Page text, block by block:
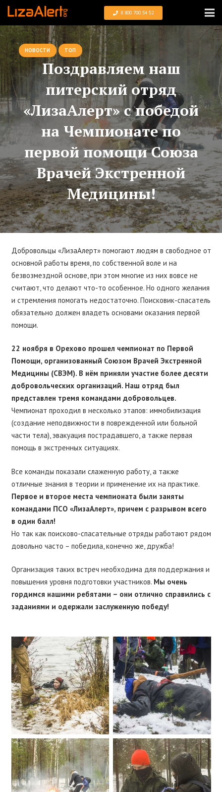
8 800 700 54 52
НОВОСТИ ТОП
Поздравляем наш
питерский отряд
«ЛизаАлерт» с победой
на Чемпионате по
первой помощи Союза
Врачей Экстренной
Медицины!
Добровольцы «ЛизаАлерт» помогают людям в свободное от
основной работы время, по собственной воле и на
безвозмездной основе, при этом многие из них вовсе не
считают, что делают что-то особенное. Но одного желания
и стремления помогать недостаточно. Поисковик-спасатель
обязательно должен владеть основами оказания первой
помощи.
22 ноября в Орехово прошел чемпионат по Первой
Помощи, организованный Союзом Врачей Экстренной
Медицины (СВЭМ). В нём приняли участие более десяти
добровольческих организаций. Наш отряд был
представлен тремя командами добровольцев.
Чемпионат проходил в несколько этапов: иммобилизация
(создание неподвижности в поврежденной или больной
части тела), эвакуация пострадавшего, а также первая
помощь в экстренных ситуациях.
Все команды показали слаженную работу, а также
отличные знания в теории и применение их на практике.
Первое и второе места чемпионата были заняты
командами ПСО «ЛизаАлерт», причем с разрывом всего
в один балл!
Но так как поисково-спасательные отряды работают рядом
довольно часто – победила, конечно же, дружба!
Организация таких встреч необходима для поддержания и
повышения уровня подготовки участников. Мы очень
гордимся нашими ребятами – они отлично справились с
заданиями и одержали заслуженную победу!